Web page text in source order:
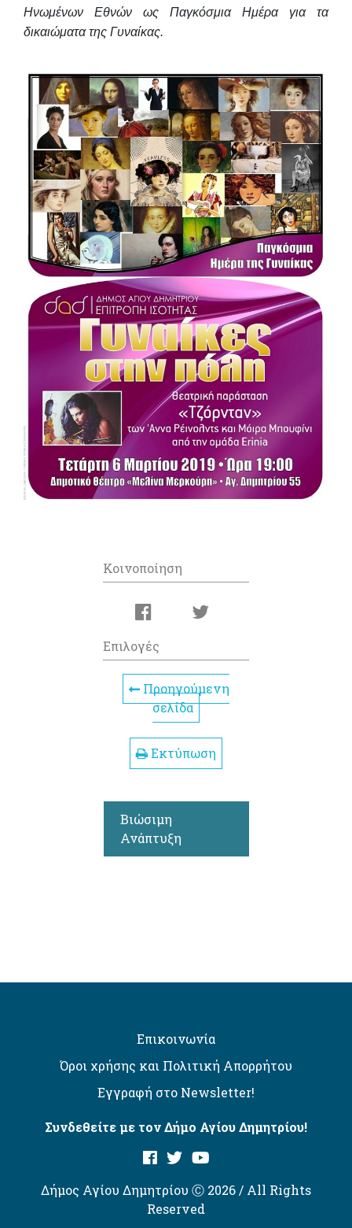
Ηνωμένων Εθνών ως Παγκόσμια Ημέρα για τα
δικαιώματα της Γυναίκας.
Κοινοποίηση
Επιλογές
Προηγούμενη
σελίδα
Εκτύπωση
Βιώσιμη
Ανάπτυξη
Επικοινωνία
Όροι χρήσης και Πολιτική Απορρήτου
Εγγραφή στο Newsletter!
Συνδεθείτε με τον Δήμο Αγίου Δημητρίου!
Δήμος Αγίου Δημητρίου Ⓒ 2026 / All Rights
Reserved